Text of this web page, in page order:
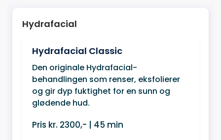
Hydrafacial
Hydrafacial Classic
Den originale Hydrafacial-
behandlingen som renser, eksfolierer
og gir dyp fuktighet for en sunn og
glødende hud.
Pris kr. 2300,- | 45 min